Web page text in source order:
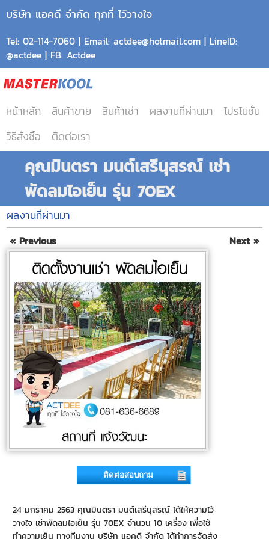
บริษัท แอคดี จำกัด ทุกที่ ไว้วางใจ
Tel: 02-114-7060 | Email: actdee@hotmail.com | LineID:
@actdee | FB: Actdee
หน้าหลัก สินค้าขาย สินค้าเช่า ผลงานที่ผ่านมา
โปรโมชั่น
วิธีสั่งซื้อ
ติดต่อเรา
คุณมินตรา มนต์เสรีนุสรณ์ เช่า
พัดลมไอเย็น รุ่น 70EX
ผลงานที่ผ่านมา
« Previous Next »
24 มกราคม 2563 คุณมินตรา มนต์เสรีนุสรณ์ ได้ให้ความไว้
วางใจ เช่าพัดลมไอเย็น รุ่น 70EX จำนวน 10 เครื่อง เพื่อใช้
ทำความเย็น ทางทีมงาน บริษัท แอคดี จำกัด ได้ทำการจัดส่ง